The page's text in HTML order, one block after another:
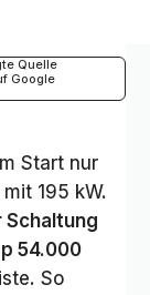
Quelle
Google
Start nur
195 kW.
54.000
So